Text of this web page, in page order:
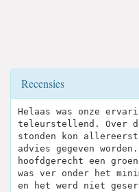
Recensies
Helaas was onze
teleurstellend. Over
stonden kon
advies gegeven
hoofdgerecht een
was ver onder het
en het werd niet